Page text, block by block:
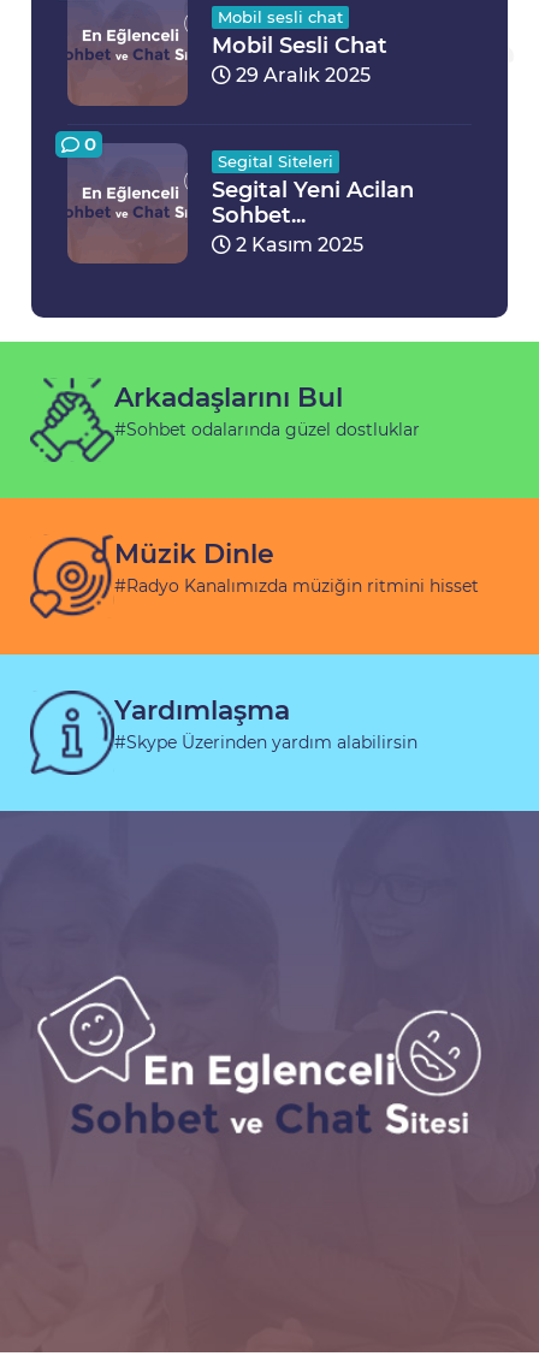
Mobil sesli chat
Mobil Sesli Chat
29 Aralık 2025
0
Segital Siteleri
Segital Yeni Acilan
Sohbet...
2 Kasım 2025
Arkadaşlarını Bul
#Sohbet odalarında güzel dostluklar
Müzik Dinle
#Radyo Kanalımızda müziğin ritmini hisset
Yardımlaşma
#Skype Üzerinden yardım alabilirsin